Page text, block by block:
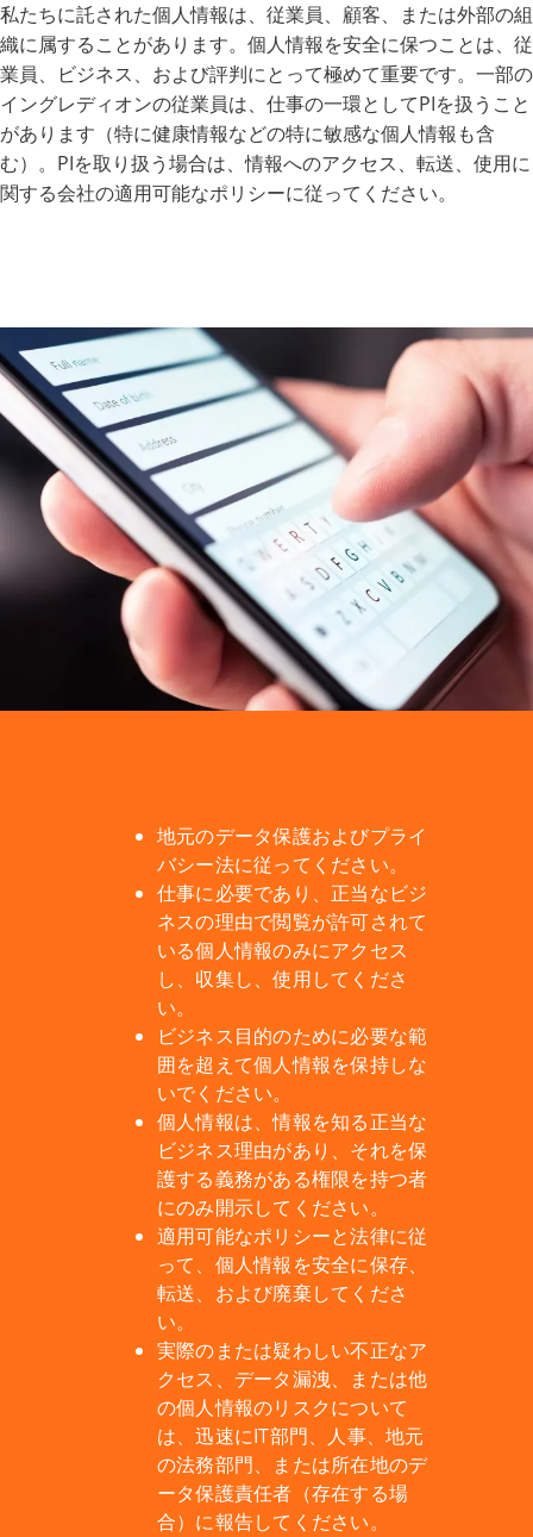
私たちに託された個人情報は、従業員、顧客、または外部の組
織に属することがあります。個人情報を安全に保つことは、従
業員、ビジネス、および評判にとって極めて重要です。一部の
イングレディオンの従業員は、仕事の一環としてPIを扱うこと
があります（特に健康情報などの特に敏感な個人情報も含
む）。PIを取り扱う場合は、情報へのアクセス、転送、使用に
関する会社の適用可能なポリシーに従ってください。
地元のデータ保護およびプライ
バシー法に従ってください。
仕事に必要であり、正当なビジ
ネスの理由で閲覧が許可されて
いる個人情報のみにアクセス
し、収集し、使用してくださ
い。
ビジネス目的のために必要な範
囲を超えて個人情報を保持しな
いでください。
個人情報は、情報を知る正当な
ビジネス理由があり、それを保
護する義務がある権限を持つ者
にのみ開示してください。
適用可能なポリシーと法律に従
って、個人情報を安全に保存、
転送、および廃棄してくださ
い。
実際のまたは疑わしい不正なア
クセス、データ漏洩、または他
の個人情報のリスクについて
は、迅速にIT部門、人事、地元
の法務部門、または所在地のデ
ータ保護責任者（存在する場
合）に報告してください。